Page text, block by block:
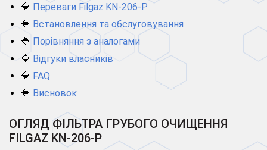
🔷 Переваги Filgaz KN-206-P
🔷 Встановлення та обслуговування
🔷 Порівняння з аналогами
🔷 Відгуки власників
🔷 FAQ
🔷 Висновок
ОГЛЯД ФІЛЬТРА ГРУБОГО ОЧИЩЕННЯ
FILGAZ KN-206-P